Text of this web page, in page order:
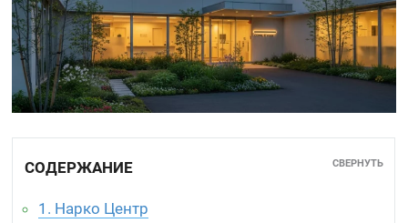
СОДЕРЖАНИЕ СВЕРНУТЬ
1. Нарко Центр